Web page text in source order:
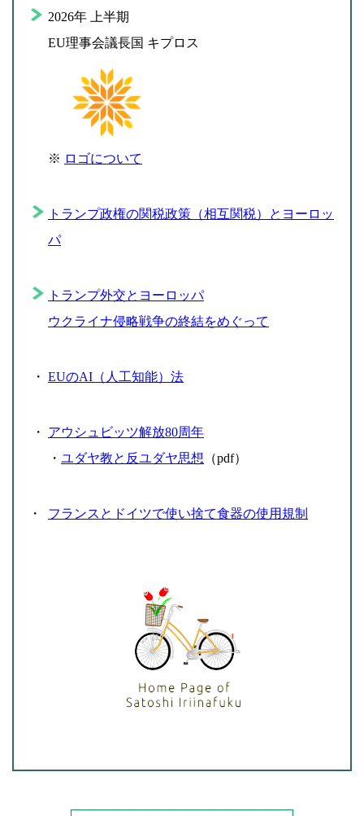
2026年 上半期
EU理事会議長国 キプロス
※ ロゴについて
トランプ政権の関税政策（相互関税）とヨーロッ
パ
トランプ外交とヨーロッパ
ウクライナ侵略戦争の終結をめぐって
・ EUのAI（人工知能）法
・
アウシュビッツ解放80周年
・ ユダヤ教と反ユダヤ思想 （pdf）
・ フランスとドイツで使い捨て食器の使用規制